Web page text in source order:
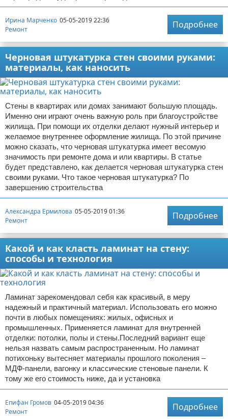
Ирина Марченко 05-05-2019 22:36
Ремонт
Подробнее
Черновая штукатурка стен своими руками:
материалы, как наносить
Стены в квартирах или домах занимают большую площадь.
Именно они играют очень важную роль при благоустройстве
жилища. При помощи их отделки делают нужный интерьер и
желаемое внутреннее оформление жилища. По этой причине
можно сказать, что черновая штукатурка имеет весомую
значимость при ремонте дома и или квартиры. В статье
будет представлено, как делается черновая штукатурка стен
своими руками. Что такое черновая штукатурка? По
завершению строительства
Александра Ермилова 05-05-2019 01:36
Ремонт
Подробнее
Какой и как класть ламинат на стену:
способы и технология
Ламинат зарекомендовал себя как красивый, в меру
надежный и практичный материал. Использовать его можно
почти в любых помещениях: жилых, офисных и
промышленных. Применяется ламинат для внутренней
отделки: потолки, полы и стены.Последний вариант еще
нельзя назвать самым распространенным. Но ламинат
потихоньку вытесняет материалы прошлого поколения –
МДФ-панели, вагонку и классические стеновые панели. К
тому же его стоимость ниже, да и установка
Епифан Громов 04-05-2019 04:36
Ремонт
Подробнее